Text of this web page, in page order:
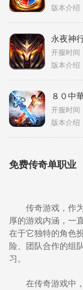
版本介绍
永夜神
开服时间
版本介绍
８０中
开服时间
版本介绍
免费传奇单职业
传奇游戏，作
厚的游戏内涵，一
在于它独特的角色
险、团队合作的组
习。
在传奇游戏中